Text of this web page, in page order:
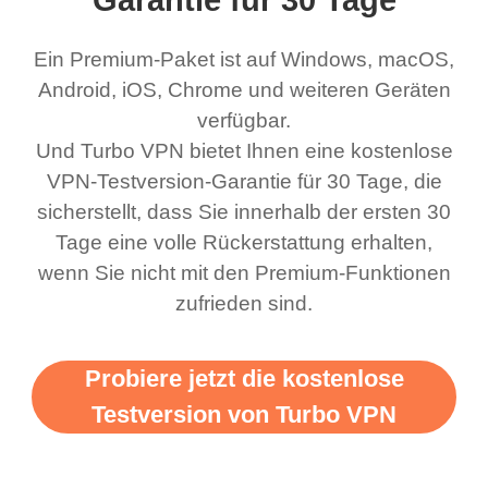
was a scam but now I
use it I am just
bewildered at how good
this app is and even if
there is ads I know it’s to
support this amazing
vpn honestly you should
put more ads to grant us
WiFi but honestly the
WiFi is already fast
schnelle, staible
Verbindung her. Dabei
sind mehrere kostenlose
Netzwerke verfügbar,
die man wechseln kann.
Ganz einfach. Mein
Favorit. Das Beste
daran ist, dass ich bis
Werbung gesehen habe,
seit ich den kostenlosen
Ein Premium-Paket ist auf Windows, macOS,
Android, iOS, Chrome und weiteren Geräten
verfügbar.
Und Turbo VPN bietet Ihnen eine kostenlose
VPN-Testversion-Garantie für 30 Tage, die
sicherstellt, dass Sie innerhalb der ersten 30
Tage eine volle Rückerstattung erhalten,
wenn Sie nicht mit den Premium-Funktionen
zufrieden sind.
Probiere jetzt die kostenlose
Testversion von Turbo VPN